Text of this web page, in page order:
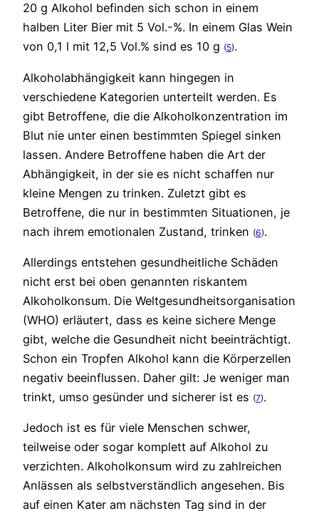
20 g Alkohol befinden sich schon in einem
halben Liter Bier mit 5 Vol.-%. In einem Glas Wein
von 0,1 l mit 12,5 Vol.% sind es 10 g (5).
Alkoholabhängigkeit kann hingegen in
verschiedene Kategorien unterteilt werden. Es
gibt Betroffene, die die Alkoholkonzentration im
Blut nie unter einen bestimmten Spiegel sinken
lassen. Andere Betroffene haben die Art der
Abhängigkeit, in der sie es nicht schaffen nur
kleine Mengen zu trinken. Zuletzt gibt es
Betroffene, die nur in bestimmten Situationen, je
nach ihrem emotionalen Zustand, trinken (6).
Allerdings entstehen gesundheitliche Schäden
nicht erst bei oben genannten riskantem
Alkoholkonsum. Die Weltgesundheitsorganisation
(WHO) erläutert, dass es keine sichere Menge
gibt, welche die Gesundheit nicht beeinträchtigt.
Schon ein Tropfen Alkohol kann die Körperzellen
negativ beeinflussen. Daher gilt: Je weniger man
trinkt, umso gesünder und sicherer ist es (7).
Jedoch ist es für viele Menschen schwer,
teilweise oder sogar komplett auf Alkohol zu
verzichten. Alkoholkonsum wird zu zahlreichen
Anlässen als selbstverständlich angesehen. Bis
auf einen Kater am nächsten Tag sind in der